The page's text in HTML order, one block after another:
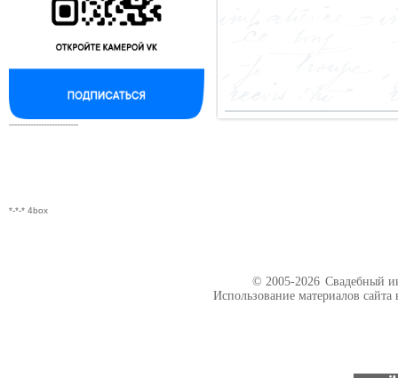
--------------------------
*-*-* 4box
© 2005-2026 Свадебный
Использование материалов